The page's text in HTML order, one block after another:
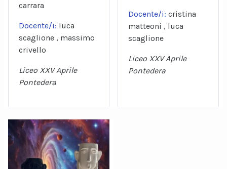
carrara
Docente/i: luca
scaglione , massimo
crivello
Liceo XXV Aprile
Pontedera
Docente/i: cristina
matteoni , luca
scaglione
Liceo XXV Aprile
Pontedera